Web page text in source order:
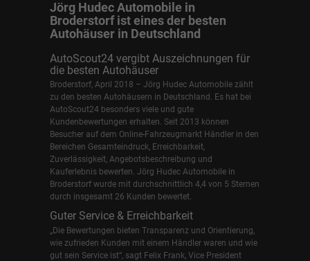
Jörg Hudec Automobile in
Broderstorf ist eines der besten
Autohäuser in Deutschland
AutoScout24 vergibt Auszeichnungen für
die besten Autohäuser
Broderstorf, April 2018 – Jörg Hudec Automobile zählt
zu den besten Autohäusern in Deutschland. Es hat bei
AutoScout24 besonders viele und gute
Kundenbewertungen erhalten. Seit 2013 können
Besucher auf dem Online-Fahrzeugmarkt Händler in den
Bereichen Gesamteindruck, Erreichbarkeit,
Zuverlässigkeit, Angebotsbeschreibung und
Kauferlebnis bewerten. Jörg Hudec Automobile in
Broderstorf wurde mit durchschnittlich 4,4 von 5 Sternen
durch insgesamt 26 Kunden bewertet.
Guter Service & Erreichbarkeit
„Die Bewertungen bieten Transparenz und Orientierung,
wie zufrieden Kunden mit einem Händler waren und wie
gut sein Service ist“, sagt Felix Frank, Vice President